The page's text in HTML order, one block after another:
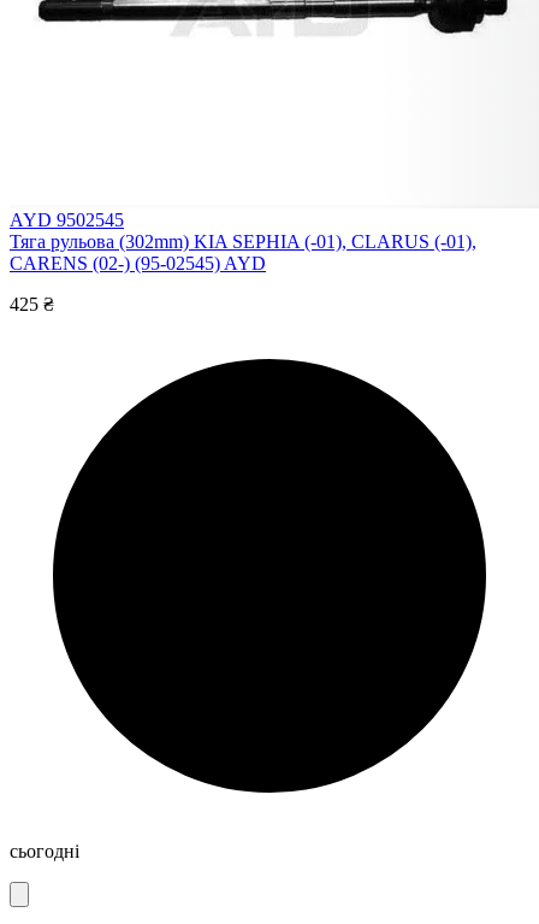
AYD 9502545
Тяга рульова (302mm) KIA SEPHIA (-01), CLARUS (-01),
CARENS (02-) (95-02545) AYD
425 ₴
сьогодні